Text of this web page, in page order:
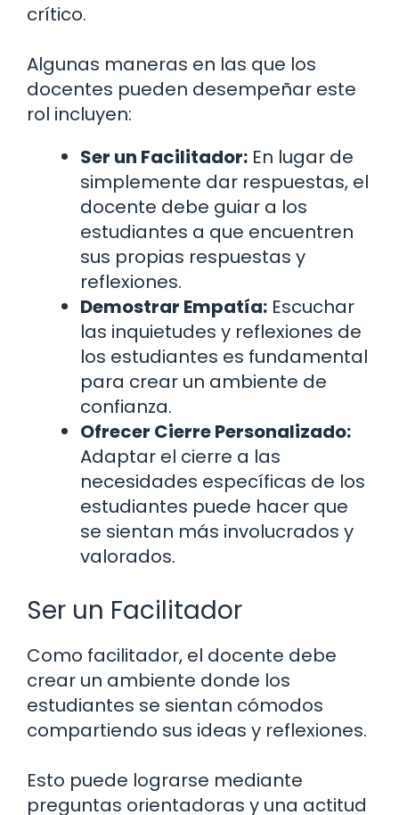
crítico.
Algunas maneras en las que los
docentes pueden desempeñar este
rol incluyen:
Ser un Facilitador: En lugar de
simplemente dar respuestas, el
docente debe guiar a los
estudiantes a que encuentren
sus propias respuestas y
reflexiones.
Demostrar Empatía: Escuchar
las inquietudes y reflexiones de
los estudiantes es fundamental
para crear un ambiente de
confianza.
Ofrecer Cierre Personalizado:
Adaptar el cierre a las
necesidades específicas de los
estudiantes puede hacer que
se sientan más involucrados y
valorados.
Ser un Facilitador
Como facilitador, el docente debe
crear un ambiente donde los
estudiantes se sientan cómodos
compartiendo sus ideas y reflexiones.
Esto puede lograrse mediante
preguntas orientadoras y una actitud